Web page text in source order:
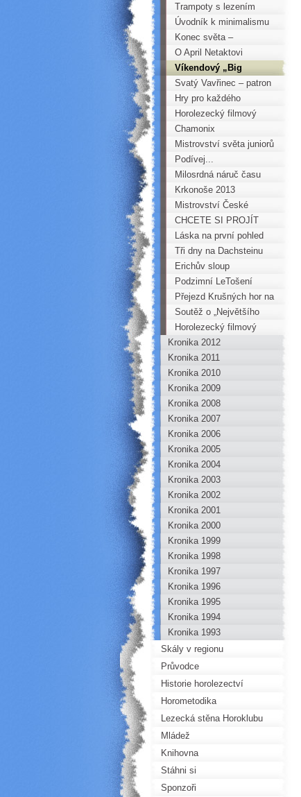
horolezectví
Praze
Trampoty s lezením
Úvodník k minimalismu
Konec světa –
ZRUŠENO
O April Netaktovi
Víkendový „Big
Johning“
Svatý Vavřinec – patron
horolezců
Hry pro každého
Horolezecký filmový
festival
Chamonix
Mistrovství světa juniorů
2013 Central Saanich
Podívej...
Milosrdná náruč času
Krkonoše 2013
Mistrovství České
republiky mládeže v
Písku 2013
CHCETE SI PROJÍT
BESKYDY? Dejte si
BESKYDSKOU
SEDMIČKU
Láska na první pohled
aneb deset poznatků z
prvního rande s
Vysokými Tatrami
Tři dny na Dachsteinu
Erichův sloup
Podzimní LeTošení
Přejezd Krušných hor na
kole 2013
Soutěž o „Největšího
škodiče Horoklubu roku
2013“
Horolezecký filmový
festival
Kronika 2012
Kronika 2011
Kronika 2010
Kronika 2009
Kronika 2008
Kronika 2007
Kronika 2006
Kronika 2005
Kronika 2004
Kronika 2003
Kronika 2002
Kronika 2001
Kronika 2000
Kronika 1999
Kronika 1998
Kronika 1997
Kronika 1996
Kronika 1995
Kronika 1994
Kronika 1993
Skály v regionu
Průvodce
Historie horolezectví
Horometodika
Lezecká stěna Horoklubu
Mládež
Knihovna
Stáhni si
Sponzoři